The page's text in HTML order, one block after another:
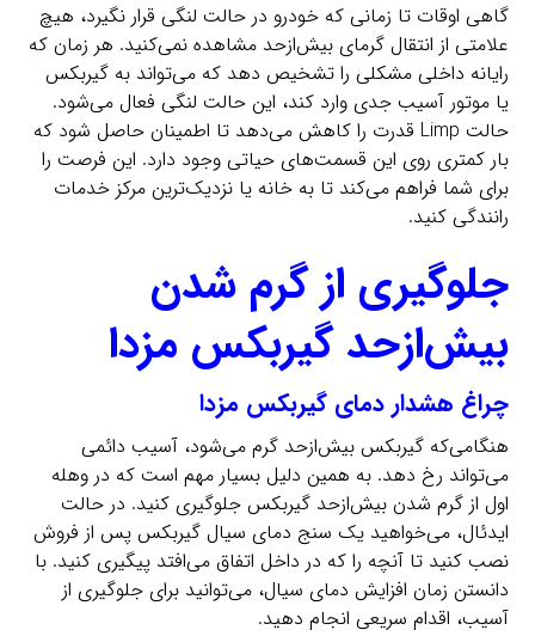
گاهی اوقات تا زمانی که خودرو در حالت لنگی قرار نگیرد، هیچ
علامتی از انتقال گرمای بیش‌ازحد مشاهده نمی‌کنید. هر زمان که
رایانه داخلی مشکلی را تشخیص دهد که می‌تواند به گیربکس
یا موتور آسیب جدی وارد کند، این حالت لنگی فعال می‌شود.
حالت Limp قدرت را کاهش می‌دهد تا اطمینان حاصل شود که
بار کمتری روی این قسمت‌های حیاتی وجود دارد. این فرصت را
برای شما فراهم می‌کند تا به خانه یا نزدیک‌ترین مرکز خدمات
رانندگی کنید.
جلوگیری از گرم شدن
بیش‌ازحد گیربکس مزدا
چراغ هشدار دمای گیربکس مزدا
هنگامی‌که گیربکس بیش‌ازحد گرم می‌شود، آسیب دائمی
می‌تواند رخ دهد. به همین دلیل بسیار مهم است که در وهله
اول از گرم شدن بیش‌ازحد گیربکس جلوگیری کنید. در حالت
ایدئال، می‌خواهید یک سنج دمای سیال گیربکس پس از فروش
نصب کنید تا آنچه را که در داخل اتفاق می‌افتد پیگیری کنید. با
دانستن زمان افزایش دمای سیال، می‌توانید برای جلوگیری از
آسیب، اقدام سریعی انجام دهید.